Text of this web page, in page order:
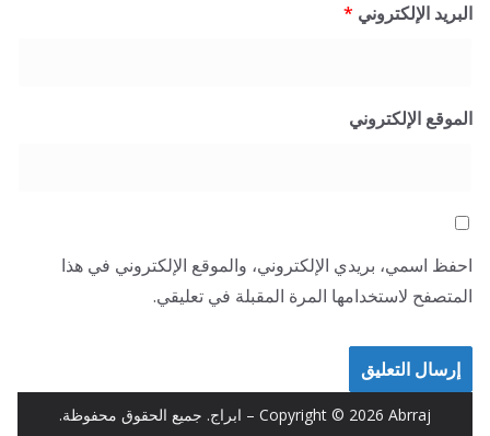
البريد الإلكتروني *
الموقع الإلكتروني
احفظ اسمي، بريدي الإلكتروني، والموقع الإلكتروني في هذا
المتصفح لاستخدامها المرة المقبلة في تعليقي.